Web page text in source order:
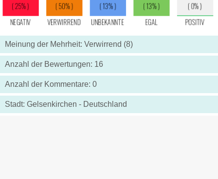
Meinung der Mehrheit: Verwirrend (8)
Anzahl der Bewertungen: 16
Anzahl der Kommentare: 0
Stadt: Gelsenkirchen - Deutschland